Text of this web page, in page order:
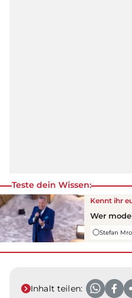
Teste dein Wissen:
Kennt ihr
Wer
Stefan
Inhalt teilen: